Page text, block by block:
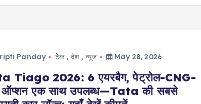
Panday टेक, देश , न्यूज May 28, 2026
Tiago 2026: 6 एयरबैग, पेट्रोल-CNG-
एक साथ उपलब्ध—Tata की सबसे